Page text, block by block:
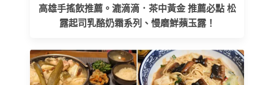
高雄手搖飲推薦。漉滴滴．茶中黃金 推薦必點 松
露起司乳酪奶霜系列、慢磨鮮蘋玉露！